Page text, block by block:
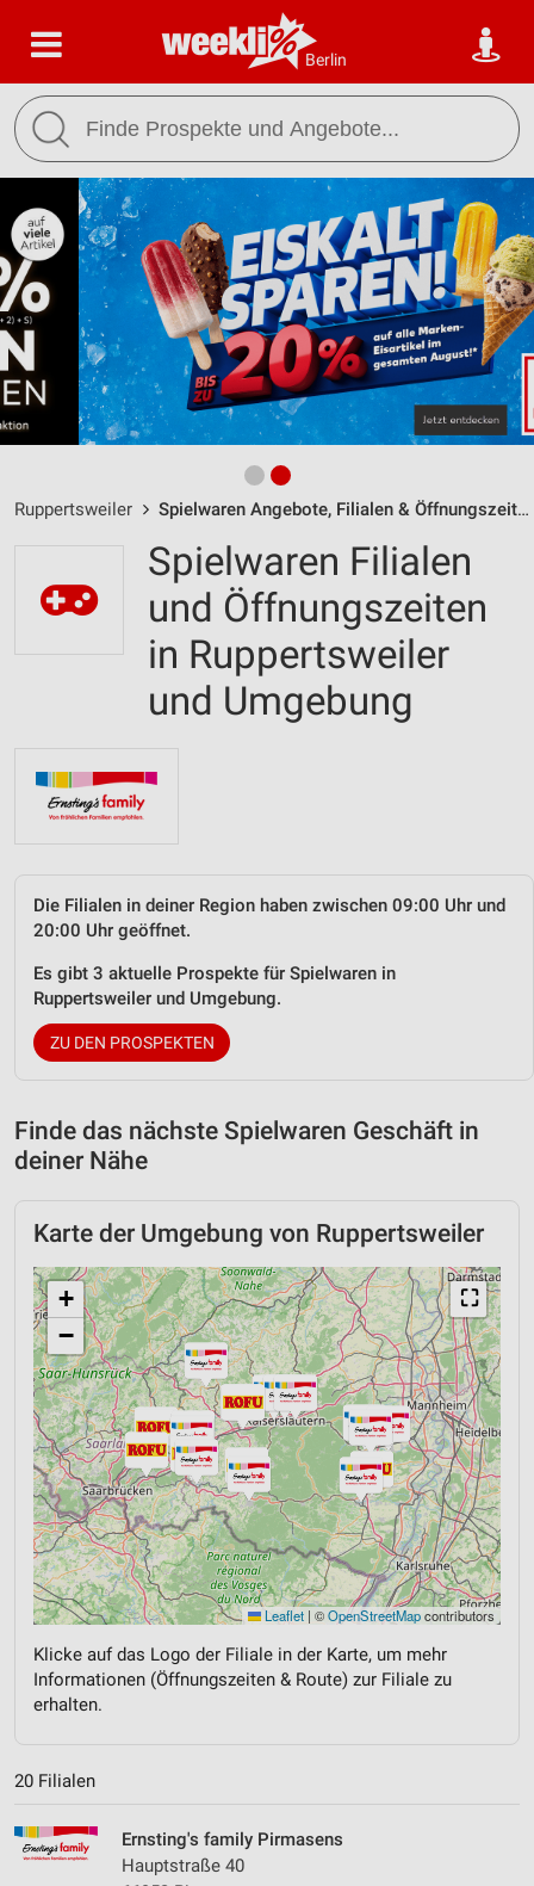
Berlin
Ruppertsweiler Spielwaren Angebote, Filialen & Öffnungszeiten
Spielwaren Filialen
und Öffnungszeiten
in Ruppertsweiler
und Umgebung
Die Filialen in deiner Region haben zwischen 09:00 Uhr und
20:00 Uhr geöffnet.
Es gibt 3 aktuelle Prospekte für Spielwaren in
Ruppertsweiler und Umgebung.
ZU DEN PROSPEKTEN
Finde das nächste Spielwaren Geschäft in
deiner Nähe
Karte der Umgebung von Ruppertsweiler
⛶
+
−
Leaflet | ©OpenStreetMapcontributors
Klicke auf das Logo der Filiale in der Karte, um mehr
Informationen (Öffnungszeiten & Route) zur Filiale zu
erhalten.
20 Filialen
Ernsting's family Pirmasens
Hauptstraße 40